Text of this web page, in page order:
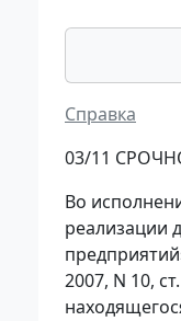
Справка
03/11
Во
реализации
2007, N 10,